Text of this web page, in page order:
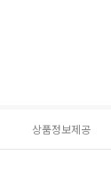
상품정보제공